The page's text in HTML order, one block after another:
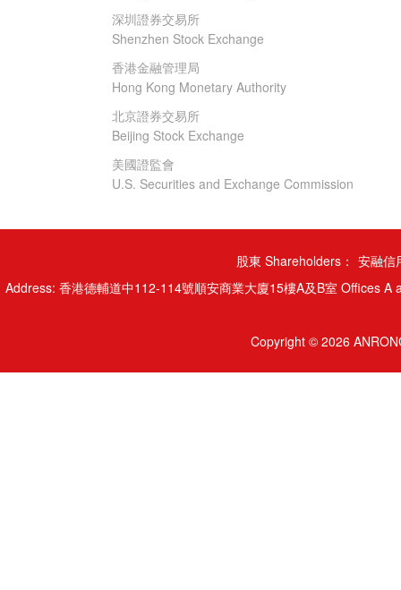
深圳證券交易所
Shenzhen Stock Exchange
香港金融管理局
Hong Kong Monetary Authority
北京證券交易所
Beijing Stock Exchange
美國證監會
U.S. Securities and Exchange Commission
股東 Shareholders： 安融信
Address: 香港德輔道中112-114號順安商業大廈15樓A及B室 Offices
Copyright © 2026